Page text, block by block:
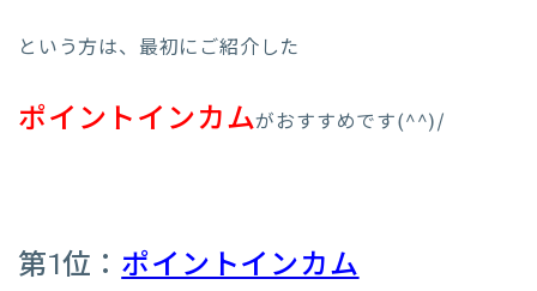
という方は、最初にご紹介した
ポイントインカムがおすすめです(^^)/
第1位： ポイントインカム